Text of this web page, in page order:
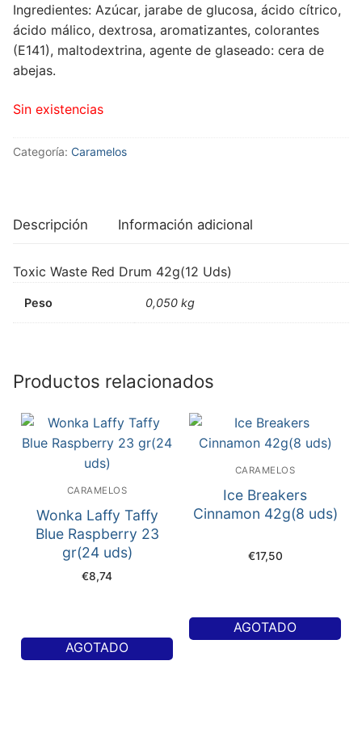
Ingredientes: Azúcar, jarabe de glucosa, ácido cítrico,
ácido málico, dextrosa, aromatizantes, colorantes
(E141), maltodextrina, agente de glaseado: cera de
abejas.
Sin existencias
Categoría: Caramelos
Descripción Información adicional
Toxic Waste Red Drum 42g(12 Uds)
Peso 0,050 kg
Productos relacionados
CARAMELOS
Wonka Laffy Taffy
Blue Raspberry 23
gr(24 uds)
€8,74
AGOTADO
CARAMELOS
Ice Breakers
Cinnamon 42g(8 uds)
€17,50
AGOTADO